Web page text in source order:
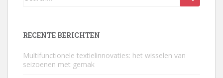
RECENTE BERICHTEN
Multifunctionele textielinnovaties: het wisselen van
seizoenen met gemak